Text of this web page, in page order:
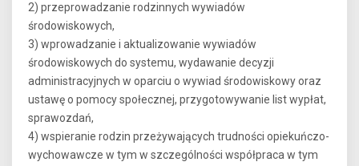
2) przeprowadzanie rodzinnych wywiadów
środowiskowych,
3) wprowadzanie i aktualizowanie wywiadów
środowiskowych do systemu, wydawanie decyzji
administracyjnych w oparciu o wywiad środowiskowy oraz
ustawę o pomocy społecznej, przygotowywanie list wypłat,
sprawozdań,
4) wspieranie rodzin przeżywających trudności opiekuńczo-
wychowawcze w tym w szczególności współpraca w tym